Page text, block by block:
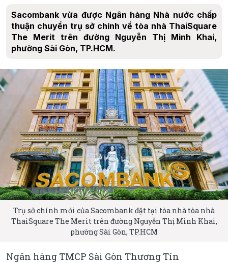
Sacombank vừa được Ngân hàng Nhà nước chấp
thuận chuyển trụ sở chính về tòa nhà ThaiSquare
The Merit trên đường Nguyễn Thị Minh Khai,
phường Sài Gòn, TP.HCM.
Trụ sở chính mới của Sacombank đặt tại tòa nhà tòa nhà
ThaiSquare The Merit trên đường Nguyễn Thị Minh Khai,
phường Sài Gòn, TP.HCM
Ngân hàng TMCP Sài Gòn Thương Tín